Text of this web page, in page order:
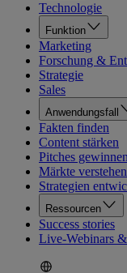
Technologie
Funktion
Marketing
Forschung &
Strategie
Sales
Anwendungsfall
Fakten finden
Content stärken
Pitches gewinnen
Märkte verstehen
Strategien
Ressourcen
Success stories
Live-Webinars